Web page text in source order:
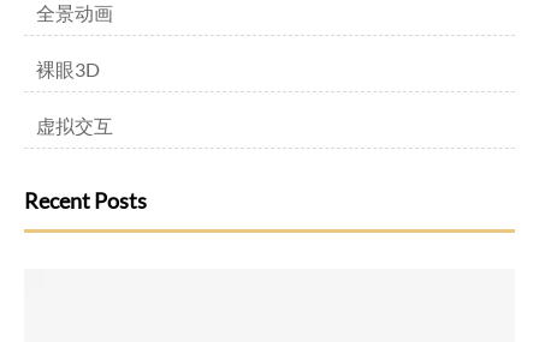
全景动画
裸眼3D
虚拟交互
Recent Posts